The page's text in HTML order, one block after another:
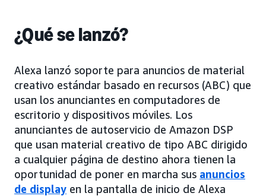
¿Qué se lanzó?
Alexa lanzó soporte para anuncios de material
creativo estándar basado en recursos (ABC) que
usan los anunciantes en computadores de
escritorio y dispositivos móviles. Los
anunciantes de autoservicio de Amazon DSP
que usan material creativo de tipo ABC dirigido
a cualquier página de destino ahora tienen la
oportunidad de poner en marcha sus anuncios
de display en la pantalla de inicio de Alexa